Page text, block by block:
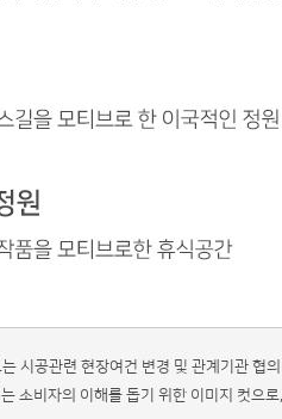
시공관련 현장여건 변경 및 관계기관 협
소비자의 이해를 돕기 위한 이미지 컷으